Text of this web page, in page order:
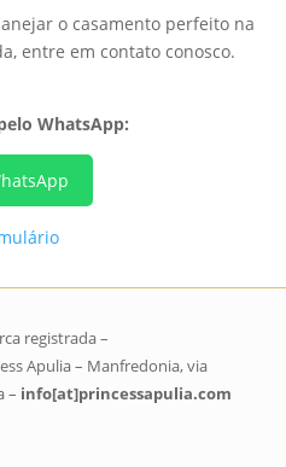
o casamento perfeito na
entre em contato conosco.
WhatsApp:
registrada –
Apulia – Manfredonia, via
– info[at]princessapulia.com